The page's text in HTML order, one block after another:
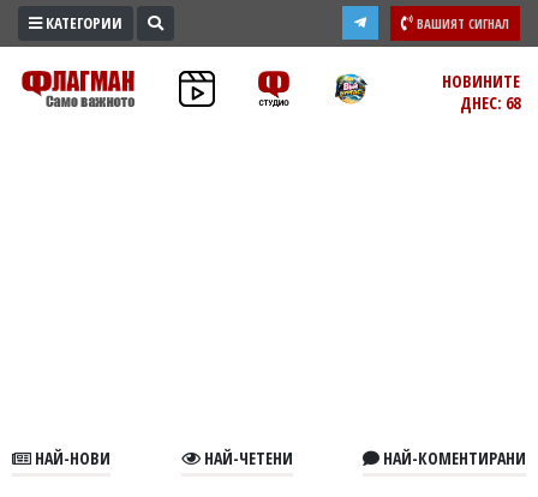
ПРОМО
ЗОНА
КАТЕГОРИИ ВАШИЯТ СИГНАЛ
НОВИНИТЕ
ДНЕС: 68
НАЙ-НОВИ НАЙ-ЧЕТЕНИ НАЙ-КОМЕНТИРАНИ